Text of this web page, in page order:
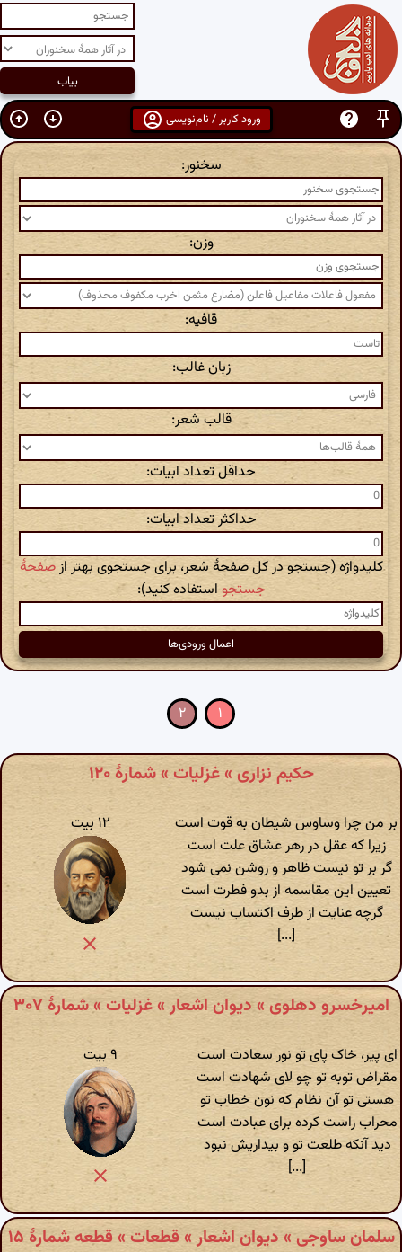
ورود کاربر / نام‌نویسی
سخنور:
وزن:
قافیه:
زبان غالب:
قالب شعر:
حداقل تعداد ابیات:
حداکثر تعداد ابیات:
کلیدواژه (جستجو در کل صفحهٔ شعر، برای جستجوی بهتر ازصفحهٔ
جستجو استفاده کنید):
۱ ۲
حکیم نزاری » غزلیات » شمارهٔ ۱۲۰
بر من چرا وساوس شیطان به قوت است
زیرا که عقل در رهر عشاق علت است
گر بر تو نیست ظاهر و روشن نمی شود
تعیین این مقاسمه از بدو فطرت است
گرچه عنایت از طرف اکتساب نیست
[...]
۱۲ بیت
امیرخسرو دهلوی » دیوان اشعار » غزلیات » شمارهٔ ۳۰۷
ای پیر، خاک پای تو نور سعادت است
مقراض توبه تو چو لای شهادت است
هستی تو آن نظام که نون خطاب تو
محراب راست کرده برای عبادت است
دید آنکه طلعت تو و بیداریش نبود
[...]
۹ بیت
سلمان ساوجی » دیوان اشعار » قطعات » قطعه شمارهٔ ۱۵